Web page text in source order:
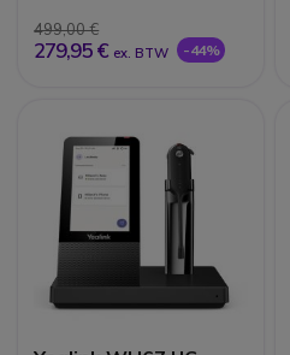
499,00 €
279,95 € ex. BTW -44%